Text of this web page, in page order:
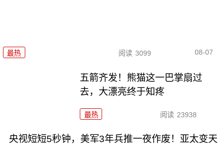
最热 阅读 3099 08-07
五箭齐发！熊猫这一巴掌扇过
去，大漂亮终于知疼
最热 阅读 23938
央视短短5秒钟，美军3年兵推一夜作废！亚太变天